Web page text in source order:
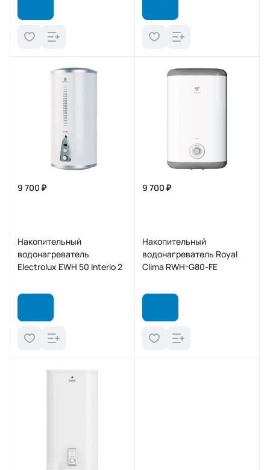
9 700 ₽
Накопительный
водонагреватель
Electrolux EWH 50 Interio 2
9 700 ₽
Накопительный
водонагреватель Royal
Clima RWH-G80-FE